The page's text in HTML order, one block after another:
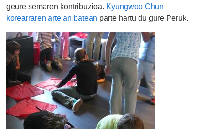
geure semaren kontribuzioa. Kyungwoo Chun
korearraren artelan batean parte hartu du gure Peruk.